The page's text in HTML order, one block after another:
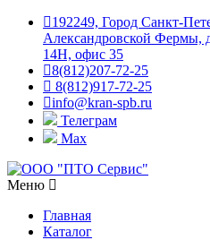
192249, Город Санкт-
Александровской Фермы,
14Н, офис 35
8(812)207-72-25
8(812)917-72-25
info@kran-spb.ru
Телеграм
Max
Меню
Главная
Каталог